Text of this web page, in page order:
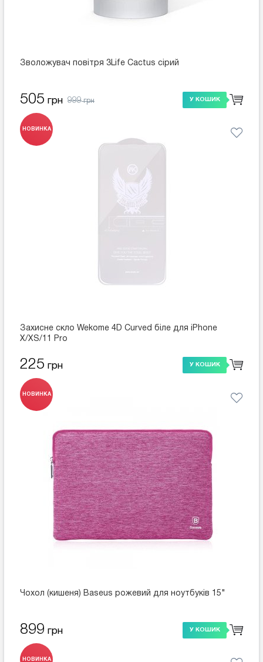
Зволожувач повітря 3Life Cactus сірий
505 грн 999грн У КОШИК
НОВИНКА
Захисне скло Wekome 4D Curved біле для iPhone
X/XS/11 Pro
225 грн У КОШИК
НОВИНКА
Чохол (кишеня) Baseus рожевий для ноутбуків 15"
899 грн У КОШИК
НОВИНКА